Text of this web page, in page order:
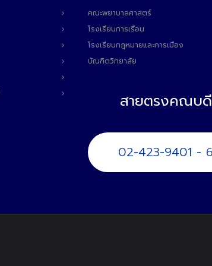
คณะพยาบาลศาสตร์
โรงเรียนการเรือน
โรงเรียนกฎหมายและการเมือง
บัณฑิตวิทยาลัย
สายตรงคณบดี
02-423-9401 -